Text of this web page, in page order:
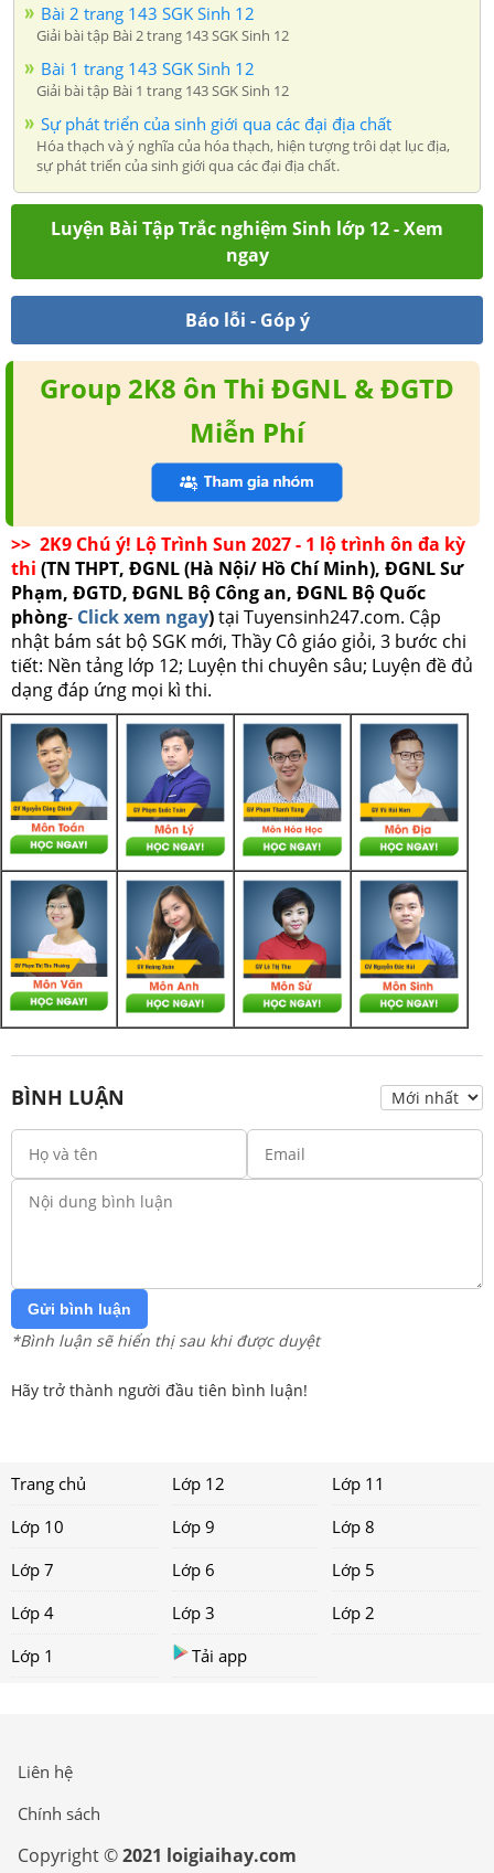
Bài 2 trang 143 SGK Sinh 12
Giải bài tập Bài 2 trang 143 SGK Sinh 12
Bài 1 trang 143 SGK Sinh 12
Giải bài tập Bài 1 trang 143 SGK Sinh 12
Sự phát triển của sinh giới qua các đại địa chất
Hóa thạch và ý nghĩa của hóa thạch, hiện tượng trôi dạt lục địa,
sự phát triển của sinh giới qua các đại địa chất.
Luyện Bài Tập Trắc nghiệm Sinh lớp 12 - Xem
ngay
Báo lỗi - Góp ý
Group 2K8 ôn Thi ĐGNL & ĐGTD
Miễn Phí
>> 2K9 Chú ý! Lộ Trình Sun 2027 - 1 lộ trình ôn đa kỳ
thi (TN THPT, ĐGNL (Hà Nội/ Hồ Chí Minh), ĐGNL Sư
Phạm, ĐGTD, ĐGNL Bộ Công an, ĐGNL Bộ Quốc
phòng- Click xem ngay)tại Tuyensinh247.com. Cập
nhật bám sát bộ SGK mới, Thầy Cô giáo giỏi, 3 bước chi
tiết: Nền tảng lớp 12; Luyện thi chuyên sâu; Luyện đề đủ
dạng đáp ứng mọi kì thi.
BÌNH LUẬN
Gửi bình luận
*Bình luận sẽ hiển thị sau khi được duyệt
Hãy trở thành người đầu tiên bình luận!
Trang chủ Lớp 12
Lớp 11
Lớp 10
Lớp 9
Lớp 8
Lớp 7
Lớp 6
Lớp 5
Lớp 4
Lớp 3
Lớp 2
Lớp 1
Tải app
Liên hệ
Chính sách
Copyright ©2021 loigiaihay.com